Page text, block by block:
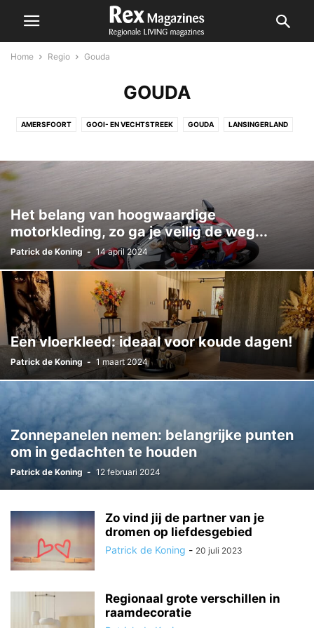
Home Regio Gouda
GOUDA
AMERSFOORT GOOI- EN VECHTSTREEK GOUDA LANSINGERLAND
Het belang van hoogwaardige
motorkleding, zo ga je veilig de weg...
Patrick de Koning - 14 april 2024
Een vloerkleed: ideaal voor koude dagen!
Patrick de Koning - 1 maart 2024
Zonnepanelen nemen: belangrijke punten
om in gedachten te houden
Patrick de Koning - 12 februari 2024
Zo vind jij de partner van je
dromen op liefdesgebied
Patrick de Koning - 20 juli 2023
Regionaal grote verschillen in
raamdecoratie